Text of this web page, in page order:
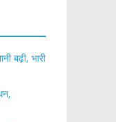
बढ़ी, भारी